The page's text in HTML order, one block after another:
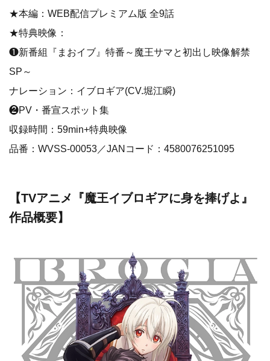
​★本編：WEB配信プレミアム版 全9話
★特典映像：
❶新番組『まおイブ』特番～魔王サマと初出し映像解禁
SP～
ナレーション：イブロギア(CV.堀江瞬)
❷PV・番宣スポット集
収録時間：59min+特典映像
品番：WVSS-00053／JANコード：4580076251095
【TVアニメ『魔王イブロギアに身を捧げよ』
作品概要】